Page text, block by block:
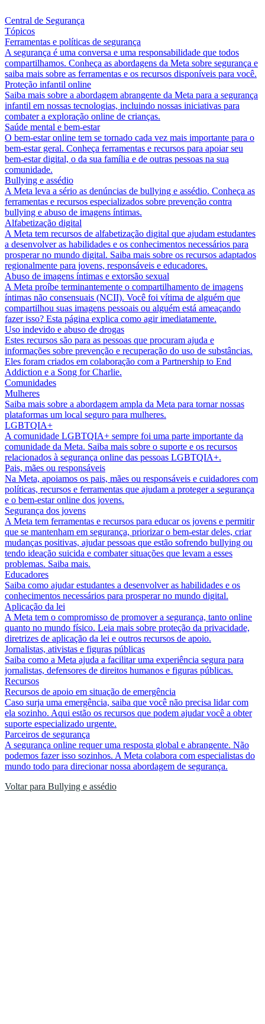
Central de Segurança
Tópicos
Ferramentas e políticas de segurança
A segurança é uma conversa e uma responsabilidade que todos
compartilhamos. Conheça as abordagens da Meta sobre segurança e
saiba mais sobre as ferramentas e os recursos disponíveis para você.
Proteção infantil online
Saiba mais sobre a abordagem abrangente da Meta para a segurança
infantil em nossas tecnologias, incluindo nossas iniciativas para
combater a exploração online de crianças.
Saúde mental e bem-estar
O bem-estar online tem se tornado cada vez mais importante para o
bem-estar geral. Conheça ferramentas e recursos para apoiar seu
bem-estar digital, o da sua família e de outras pessoas na sua
comunidade.
Bullying e assédio
A Meta leva a sério as denúncias de bullying e assédio. Conheça as
ferramentas e recursos especializados sobre prevenção contra
bullying e abuso de imagens íntimas.
Alfabetização digital
A Meta tem recursos de alfabetização digital que ajudam estudantes
a desenvolver as habilidades e os conhecimentos necessários para
prosperar no mundo digital. Saiba mais sobre os recursos adaptados
regionalmente para jovens, responsáveis e educadores.
Abuso de imagens íntimas e extorsão sexual
A Meta proíbe terminantemente o compartilhamento de imagens
íntimas não consensuais (NCII). Você foi vítima de alguém que
compartilhou suas imagens pessoais ou alguém está ameaçando
fazer isso? Esta página explica como agir imediatamente.
Uso indevido e abuso de drogas
Estes recursos são para as pessoas que procuram ajuda e
informações sobre prevenção e recuperação do uso de substâncias.
Eles foram criados em colaboração com a Partnership to End
Addiction e a Song for Charlie.
Comunidades
Mulheres
Saiba mais sobre a abordagem ampla da Meta para tornar nossas
plataformas um local seguro para mulheres.
LGBTQIA+
A comunidade LGBTQIA+ sempre foi uma parte importante da
comunidade da Meta. Saiba mais sobre o suporte e os recursos
relacionados à segurança online das pessoas LGBTQIA+.
Pais, mães ou responsáveis
Na Meta, apoiamos os pais, mães ou responsáveis e cuidadores com
políticas, recursos e ferramentas que ajudam a proteger a segurança
e o bem-estar online dos jovens.
Segurança dos jovens
A Meta tem ferramentas e recursos para educar os jovens e permitir
que se mantenham em segurança, priorizar o bem-estar deles, criar
mudanças positivas, ajudar pessoas que estão sofrendo bullying ou
tendo ideação suicida e combater situações que levam a esses
problemas. Saiba mais.
Educadores
Saiba como ajudar estudantes a desenvolver as habilidades e os
conhecimentos necessários para prosperar no mundo digital.
Aplicação da lei
A Meta tem o compromisso de promover a segurança, tanto online
quanto no mundo físico. Leia mais sobre proteção da privacidade,
diretrizes de aplicação da lei e outros recursos de apoio.
Jornalistas, ativistas e figuras públicas
Saiba como a Meta ajuda a facilitar uma experiência segura para
jornalistas, defensores de direitos humanos e figuras públicas.
Recursos
Recursos de apoio em situação de emergência
Caso surja uma emergência, saiba que você não precisa lidar com
ela sozinho. Aqui estão os recursos que podem ajudar você a obter
suporte especializado urgente.
Parceiros de segurança
A segurança online requer uma resposta global e abrangente. Não
podemos fazer isso sozinhos. A Meta colabora com especialistas do
mundo todo para direcionar nossa abordagem de segurança.
Voltar para Bullying e assédio